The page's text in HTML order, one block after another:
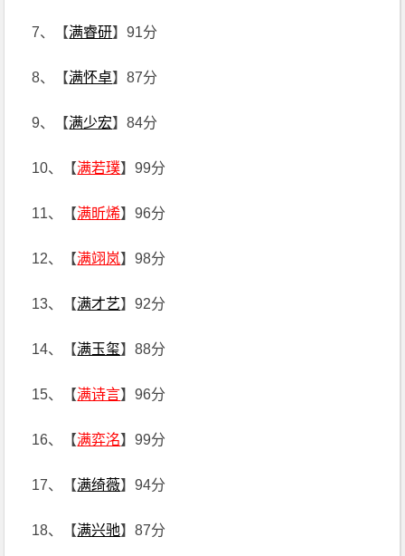
7、【满睿研】91分
8、【满怀卓】87分
9、【满少宏】84分
10、【满若璞】99分
11、【满昕烯】96分
12、【满翊岚】98分
13、【满才艺】92分
14、【满玉玺】88分
15、【满诗言】96分
16、【满弈洺】99分
17、【满绮薇】94分
18、【满兴驰】87分